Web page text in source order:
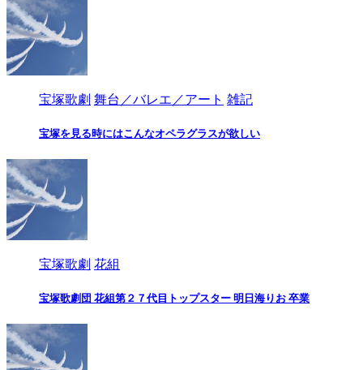
宝塚歌劇 舞台／バレエ／アート 雑記
宝塚を見る時にはこんなオペラグラスが欲しい
宝塚歌劇 花組
宝塚歌劇団 花組第２７代目トップスター 明日海りお 卒業